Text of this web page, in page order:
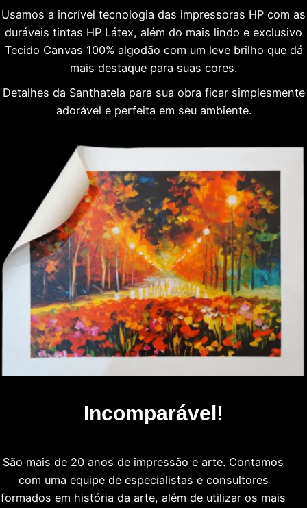
Usamos a incrível tecnologia das impressoras HP com as
duráveis tintas HP Látex, além do mais lindo e exclusivo
Tecido Canvas 100% algodão com um leve brilho que dá
mais destaque para suas cores.
Detalhes da Santhatela para sua obra ficar simplesmente
adorável e perfeita em seu ambiente.
Incomparável!
São mais de 20 anos de impressão e arte. Contamos
com uma equipe de especialistas e consultores
formados em história da arte, além de utilizar os mais